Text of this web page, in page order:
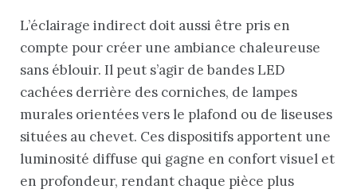
L’éclairage indirect doit aussi être pris en
compte pour créer une ambiance chaleureuse
sans éblouir. Il peut s’agir de bandes LED
cachées derrière des corniches, de lampes
murales orientées vers le plafond ou de liseuses
situées au chevet. Ces dispositifs apportent une
luminosité diffuse qui gagne en confort visuel et
en profondeur, rendant chaque pièce plus